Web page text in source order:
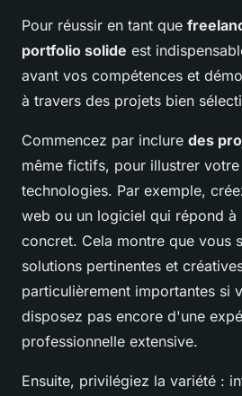
Pour réussir en tant que
portfolio solide est
avant vos compétences et
à travers des projets bien
Commencez par inclure des
même fictifs, pour illustrer
technologies. Par exemple,
web ou un logiciel qui répond à
concret. Cela montre que vous
solutions pertinentes et
particulièrement importantes si
disposez pas encore d'une
professionnelle extensive.
Ensuite, privilégiez la variété :